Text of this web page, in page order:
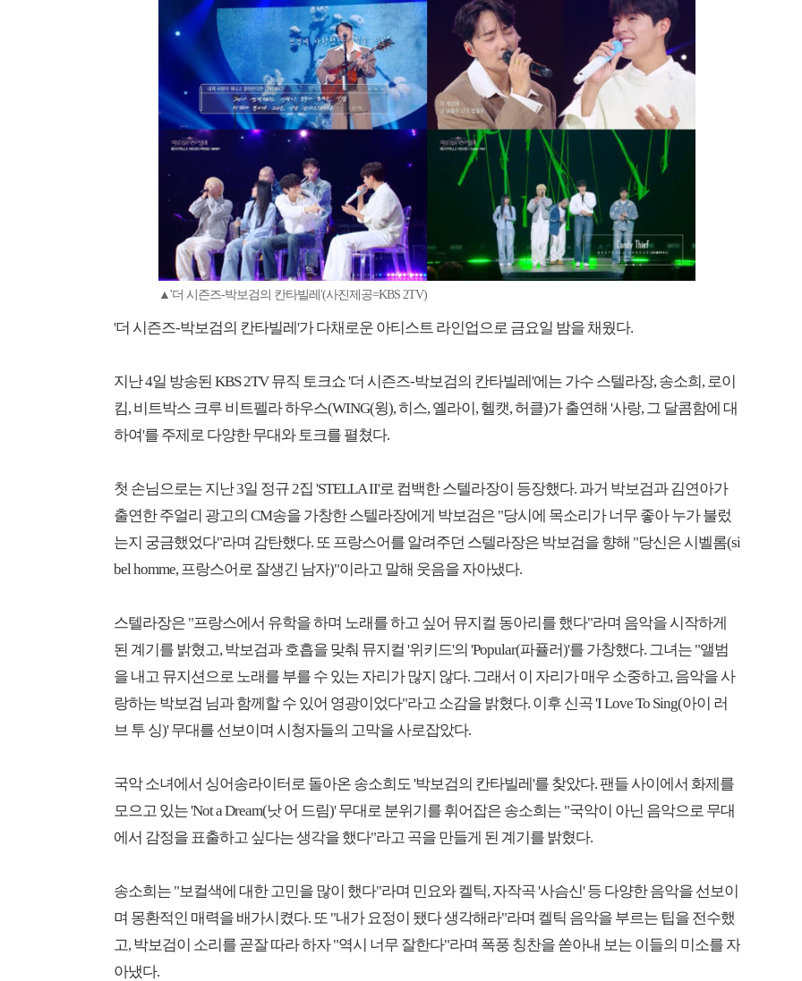
▲'더 시즌즈-박보검의 칸타빌레'(사진제공=KBS 2TV)
'더 시즌즈-박보검의 칸타빌레'가 다채로운 아티스트 라인업으로 금요일 밤을 채웠다.
지난 4일 방송된 KBS 2TV 뮤직 토크쇼 '더 시즌즈-박보검의 칸타빌레'에는 가수 스텔라장, 송소희, 로이
킴, 비트박스 크루 비트펠라 하우스(WING(윙), 히스, 옐라이, 헬캣, 허클)가 출연해 '사랑, 그 달콤함에 대
하여'를 주제로 다양한 무대와 토크를 펼쳤다.
첫 손님으로는 지난 3일 정규 2집 'STELLA II'로 컴백한 스텔라장이 등장했다. 과거 박보검과 김연아가
출연한 주얼리 광고의 CM송을 가창한 스텔라장에게 박보검은 "당시에 목소리가 너무 좋아 누가 불렀
는지 궁금했었다"라며 감탄했다. 또 프랑스어를 알려주던 스텔라장은 박보검을 향해 "당신은 시벨롬(si
bel homme, 프랑스어로 잘생긴 남자)"이라고 말해 웃음을 자아냈다.
스텔라장은 "프랑스에서 유학을 하며 노래를 하고 싶어 뮤지컬 동아리를 했다"라며 음악을 시작하게
된 계기를 밝혔고, 박보검과 호흡을 맞춰 뮤지컬 '위키드'의 'Popular(파퓰러)'를 가창했다. 그녀는 "앨범
을 내고 뮤지션으로 노래를 부를 수 있는 자리가 많지 않다. 그래서 이 자리가 매우 소중하고, 음악을 사
랑하는 박보검 님과 함께할 수 있어 영광이었다"라고 소감을 밝혔다. 이후 신곡 'I Love To Sing(아이 러
브 투 싱)' 무대를 선보이며 시청자들의 고막을 사로잡았다.
국악 소녀에서 싱어송라이터로 돌아온 송소희도 '박보검의 칸타빌레'를 찾았다. 팬들 사이에서 화제를
모으고 있는 'Not a Dream(낫 어 드림)' 무대로 분위기를 휘어잡은 송소희는 "국악이 아닌 음악으로 무대
에서 감정을 표출하고 싶다는 생각을 했다"라고 곡을 만들게 된 계기를 밝혔다.
송소희는 "보컬색에 대한 고민을 많이 했다"라며 민요와 켈틱, 자작곡 '사슴신' 등 다양한 음악을 선보이
며 몽환적인 매력을 배가시켰다. 또 "내가 요정이 됐다 생각해라"라며 켈틱 음악을 부르는 팁을 전수했
고, 박보검이 소리를 곧잘 따라 하자 "역시 너무 잘한다"라며 폭풍 칭찬을 쏟아내 보는 이들의 미소를 자
아냈다.